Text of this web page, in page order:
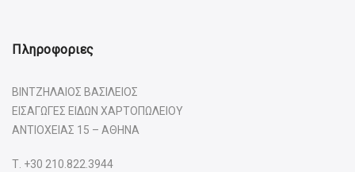
Πληροφοριες
ΒΙΝΤΖΗΛΑΙΟΣ ΒΑΣΙΛΕΙΟΣ
ΕΙΣΑΓΩΓΕΣ ΕΙΔΩΝ ΧΑΡΤΟΠΩΛΕΙΟΥ
ΑΝΤΙΟΧΕΙΑΣ 15 – ΑΘΗΝΑ
Τ. +30 210.822.3944